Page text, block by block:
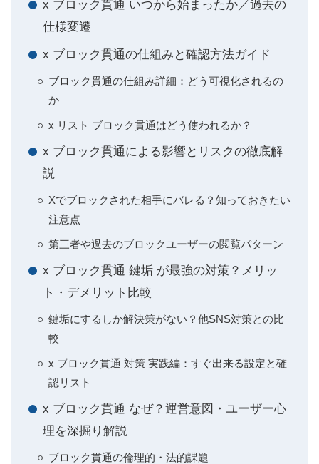
x ブロック貫通 いつから始まったか／過去の
仕様変遷
x ブロック貫通の仕組みと確認方法ガイド
ブロック貫通の仕組み詳細：どう可視化されるの
か
x リスト ブロック貫通はどう使われるか？
x ブロック貫通による影響とリスクの徹底解
説
Xでブロックされた相手にバレる？知っておきたい
注意点
第三者や過去のブロックユーザーの閲覧パターン
x ブロック貫通 鍵垢 が最強の対策？メリッ
ト・デメリット比較
鍵垢にするしか解決策がない？他SNS対策との比
較
x ブロック貫通 対策 実践編：すぐ出来る設定と確
認リスト
x ブロック貫通 なぜ？運営意図・ユーザー心
理を深掘り解説
ブロック貫通の倫理的・法的課題